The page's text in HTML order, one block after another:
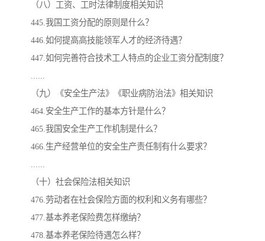
（八）工资、工时法律制度相关知识
445.我国工资分配的原则是什么？
446.如何提高高技能领军人才的经济待遇？
447.如何完善符合技术工人特点的企业工资分配制度？
......
（九）《安全生产法》《职业病防治法》相关知识
464.安全生产工作的基本方针是什么？
465.我国安全生产工作机制是什么？
466.生产经营单位的安全生产责任制有什么要求？
......
（十）社会保险法相关知识
476.劳动者在社会保险方面的权利和义务有哪些？
477.基本养老保险费怎样缴纳？
478.基本养老保险待遇怎么样？